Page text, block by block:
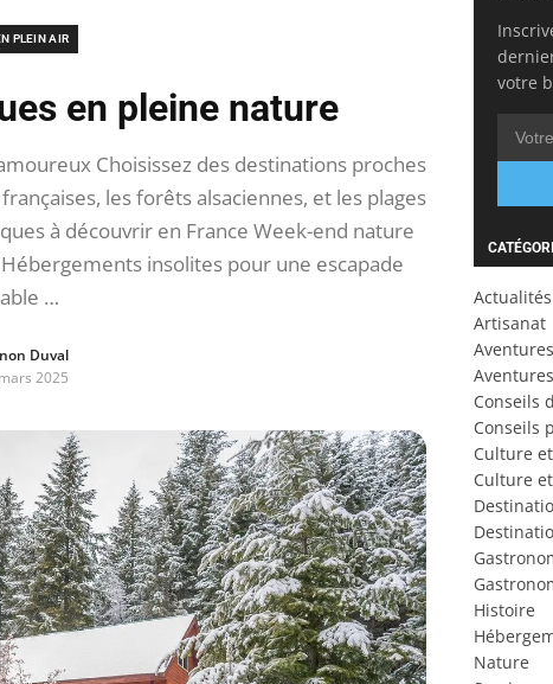
PLEIN AIR
en pleine nature
Choisissez des destinations proches
les forêts alsaciennes, et les plages
à découvrir en France Week-end nature
insolites pour une escapade
…
Duval
2025
votre
Actualités
Artisanat
Conseils
Conseils
Culture
Culture
Histoire
Nature